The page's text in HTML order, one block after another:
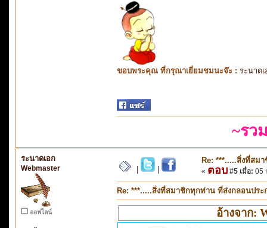
ขอบพระคุณ ที่กรุณาเยี่ยมชมนะจ๊ะ : ระนาดเ
~รว
ระนาดเอก
Webmaster
ออฟไลน์
Re: ***.....สิ่งที่สม
« ตอบ #5 เมื่อ: 05
Re: ***.....สิ่งที่สมาชิกทุกท่าน ที่ส่งกลอนปร
อ้างจาก: